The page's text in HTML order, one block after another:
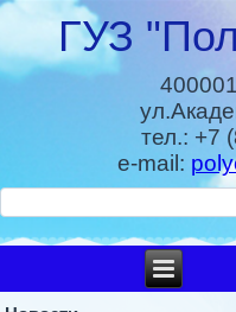
ГУЗ
тел.: +7
e-mail: